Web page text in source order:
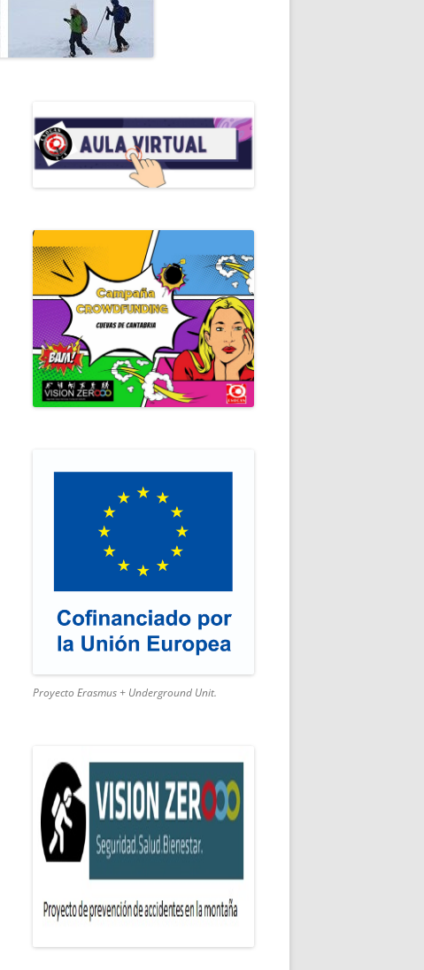
MANUALES DE ESPELEO
NATURALEZA
PRIMEROS AUXILIOS
PUBLICACIONES PERIÓDICAS
SENDERISMO
TÉCNICAS DE ESPELEOLOGÍA
TÉCNICAS DE ESPELEOSOCORRO
TOPOGRAFÍA
TURISMO ACTIVO
Proyecto Erasmus + Underground Unit.